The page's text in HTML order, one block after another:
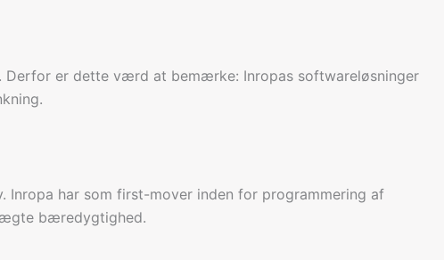
er dette værd at bemærke: Inropas softwareløsninger
Inropa har som first-mover inden for programmering af
bæredygtighed.